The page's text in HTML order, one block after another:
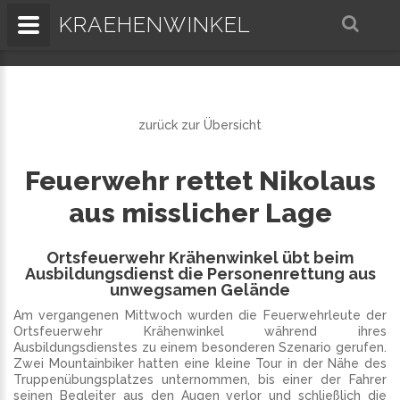
zurück zur Übersicht
Feuerwehr rettet Nikolaus
aus misslicher Lage
Ortsfeuerwehr Krähenwinkel übt beim
Ausbildungsdienst die Personenrettung aus
unwegsamen Gelände
Am vergangenen Mittwoch wurden die Feuerwehrleute der
Ortsfeuerwehr Krähenwinkel während ihres
Ausbildungsdienstes zu einem besonderen Szenario gerufen.
Zwei Mountainbiker hatten eine kleine Tour in der Nähe des
Truppenübungsplatzes unternommen, bis einer der Fahrer
seinen Begleiter aus den Augen verlor und schließlich die
KRAEHENWINKEL